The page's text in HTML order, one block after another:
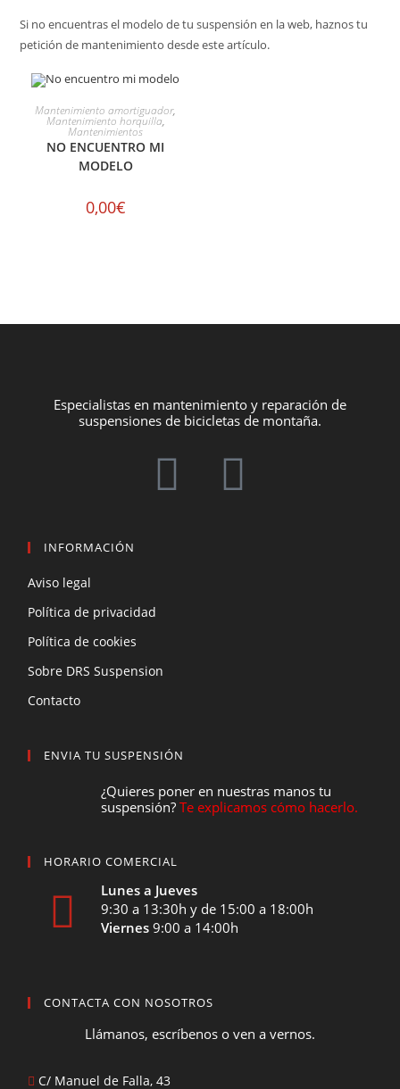
Si no encuentras el modelo de tu suspensión en la web, haznos tu
petición de mantenimiento desde este artículo.
SELECCIONAR OPCIONES
Mantenimiento amortiguador,
Mantenimiento horquilla,
Mantenimientos
NO ENCUENTRO MI
MODELO
0,00€
Especialistas en mantenimiento y reparación de
suspensiones de bicicletas de montaña.
INFORMACIÓN
Aviso legal
Política de privacidad
Política de cookies
Sobre DRS Suspension
Contacto
ENVIA TU SUSPENSIÓN
¿Quieres poner en nuestras manos tu
suspensión?Te explicamos cómo hacerlo.
HORARIO COMERCIAL
Lunes a Jueves
9:30 a 13:30h y de 15:00 a 18:00h
Viernes9:00 a 14:00h
CONTACTA CON NOSOTROS
Llámanos, escríbenos o ven a vernos.
C/ Manuel de Falla, 43